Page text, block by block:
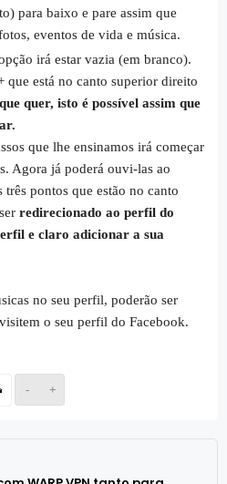
- +
para baixo e pare assim que
eventos de vida e música.
irá estar vazia (em branco).
que está no canto superior direito
quer, isto é possível assim que
que lhe ensinamos irá começar
Agora já poderá ouvi-las ao
pontos que estão no canto
redirecionado ao perfil do
e claro adicionar a sua
no seu perfil, poderão ser
o seu perfil do Facebook.